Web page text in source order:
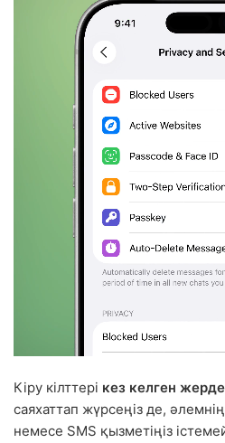
Кіру кілттері кез келген жерде
саяхаттап жүрсеңіз де,
немесе SMS қызметіңіз